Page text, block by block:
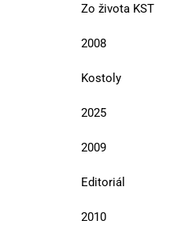
Zo života KST
2008
Kostoly
2025
2009
Editoriál
2010